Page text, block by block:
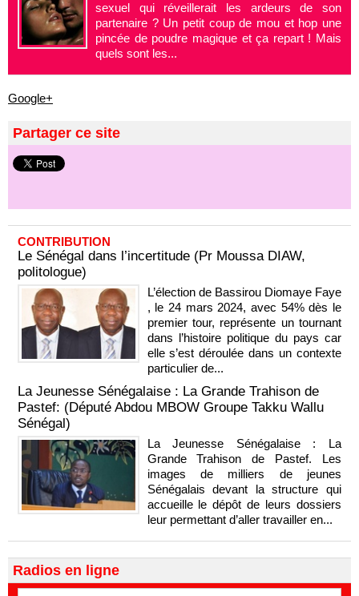
sexuel qui réveillerait les ardeurs de son
partenaire ? Un petit coup de mou et hop une
pincée de poudre magique et ça repart ! Mais
quels sont les...
Google+
Partager ce site
CONTRIBUTION
Le Sénégal dans l’incertitude (Pr Moussa DIAW,
politologue)
L’élection de Bassirou Diomaye Faye
, le 24 mars 2024, avec 54% dès le
premier tour, représente un tournant
dans l’histoire politique du pays car
elle s’est déroulée dans un contexte
particulier de...
La Jeunesse Sénégalaise : La Grande Trahison de
Pastef: (Député Abdou MBOW Groupe Takku Wallu
Sénégal)
La Jeunesse Sénégalaise : La
Grande Trahison de Pastef. Les
images de milliers de jeunes
Sénégalais devant la structure qui
accueille le dépôt de leurs dossiers
leur permettant d’aller travailler en...
Radios en ligne